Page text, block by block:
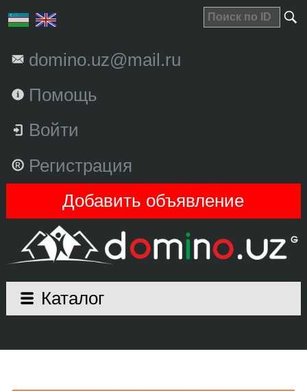
domino.uz@mail.ru
Помощь
Войти
Регистрация
Добавить объявление
Каталог